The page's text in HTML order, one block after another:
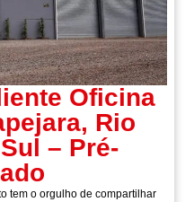
Oficina
Rio
– Pré-
tem o orgulho de compartilhar